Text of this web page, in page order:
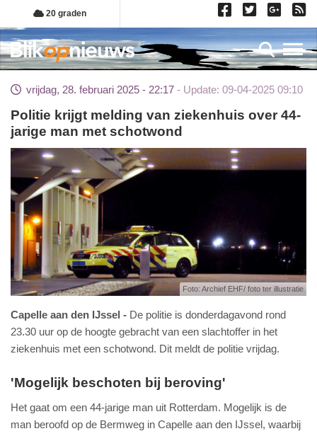
Overslaan
en
naar
de
gaan
20 graden
vrijdag, 28. februari 2025 - 22:17 Update: 09-04-2025 09:10
Politie krijgt melding van ziekenhuis over 44-
jarige man met schotwond
Foto: Archief EHF/ foto ter illustratie
Capelle aan den IJssel
De politie is donderdagavond rond
23.30 uur op de hoogte gebracht van een slachtoffer in het
ziekenhuis met een schotwond. Dit meldt de politie vrijdag.
'Mogelijk beschoten bij beroving'
Het gaat om een 44-jarige man uit Rotterdam. Mogelijk is de
man beroofd op de Bermweg in Capelle aan den IJssel, waarbij